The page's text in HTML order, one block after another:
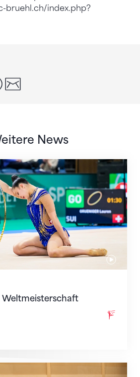
bruehl.ch/index.php?
whatsapp
News
Weltmeisterschaft
Zagreb